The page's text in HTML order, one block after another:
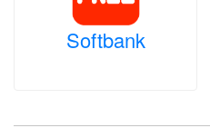
Softbank